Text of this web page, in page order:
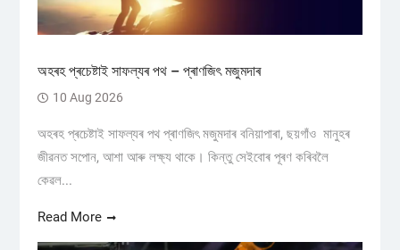
অহৰহ প্ৰচেষ্টাই সাফল্যৰ পথ – প্ৰাণজিৎ মজুমদাৰ
10 Aug 2026
অহৰহ প্ৰচেষ্টাই সাফল্যৰ পথ প্ৰাণজিৎ মজুমদাৰ বনিয়াপাৰা, ছয়গাঁও ​মানুহৰ
জীৱনত সপোন, আশা আৰু লক্ষ্য থাকে। কিন্তু সেইবোৰ পূৰণ কৰিবলৈ
কেৱল...
Read More